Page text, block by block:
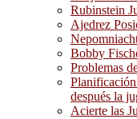
Rubinstein
Ajedrez
Bobby
Problemas
después la
Acierte las